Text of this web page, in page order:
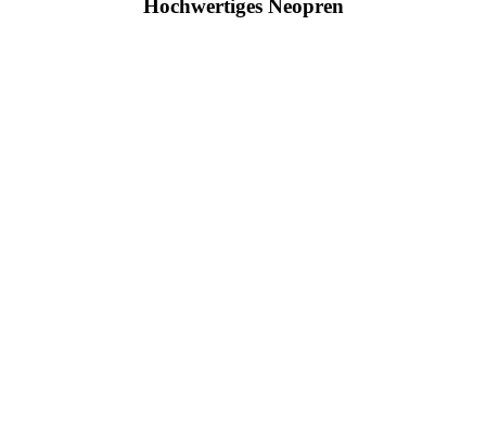
Hochwertiges Neopren